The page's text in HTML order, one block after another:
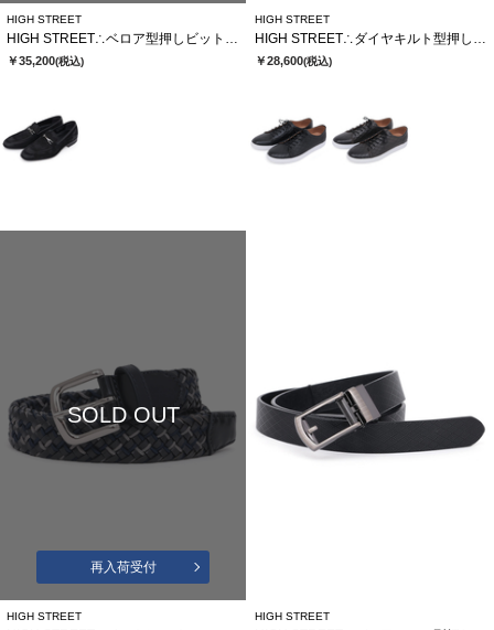
HIGH STREET
HIGH STREET∴ベロア型押しビットローファー
￥35,200(税込)
HIGH STREET
HIGH STREET∴ダイヤキルト型押しドレススニーカー
￥28,600(税込)
SOLD OUT
再入荷受付
HIGH STREET HIGH STREET